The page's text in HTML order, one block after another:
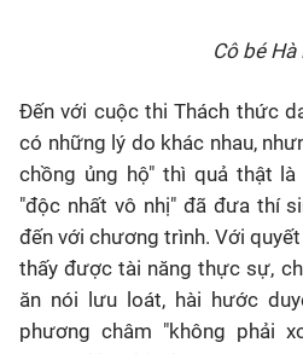
Cô bé Hà
Đến với cuộc thi Thách thức
có những lý do khác nhau,
chồng ủng hộ" thì quả thật
"độc nhất vô nhị" đã đưa thí
đến với chương trình. Với
thấy được tài năng thực sự,
ăn nói lưu loát, hài hước
phương châm "không phải